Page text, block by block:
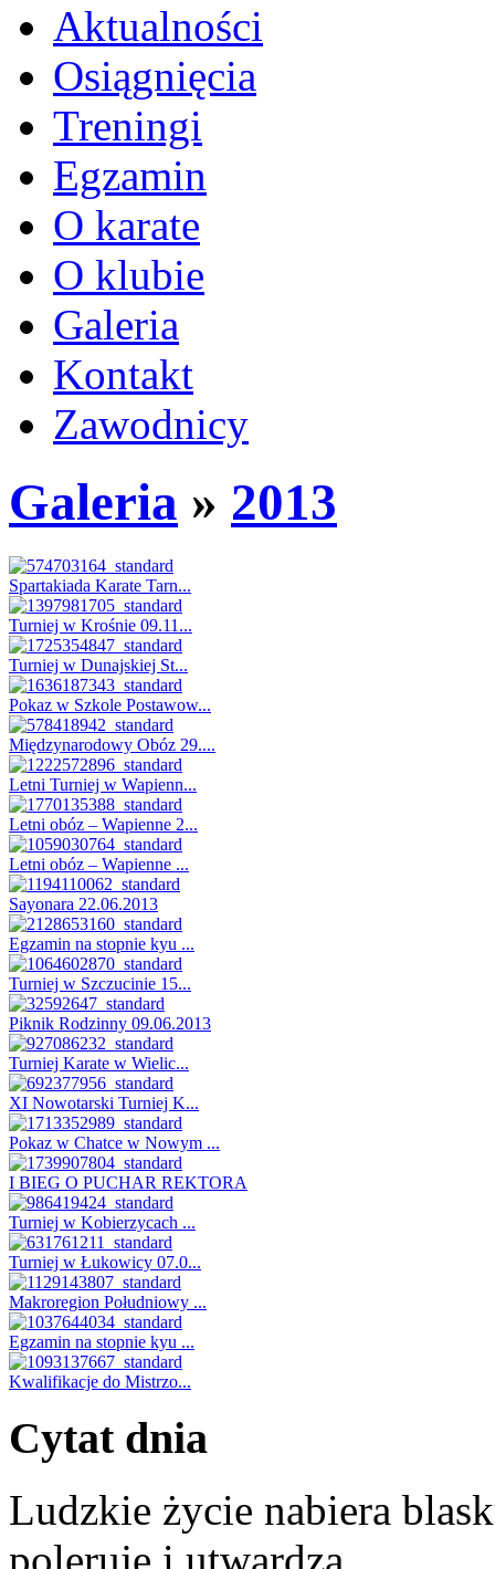
Aktualności
Osiągnięcia
Treningi
Egzamin
O karate
O klubie
Galeria
Kontakt
Zawodnicy
Galeria » 2013
Spartakiada Karate Tarn...
Turniej w Krośnie 09.11...
Turniej w Dunajskiej St...
Pokaz w Szkole Postawow...
Międzynarodowy Obóz 29....
Letni Turniej w Wapienn...
Letni obóz – Wapienne 2...
Letni obóz – Wapienne ...
Sayonara 22.06.2013
Egzamin na stopnie kyu ...
Turniej w Szczucinie 15...
Piknik Rodzinny 09.06.2013
Turniej Karate w Wielic...
XI Nowotarski Turniej K...
Pokaz w Chatce w Nowym ...
I BIEG O PUCHAR REKTORA
Turniej w Kobierzycach ...
Turniej w Łukowicy 07.0...
Makroregion Południowy ...
Egzamin na stopnie kyu ...
Kwalifikacje do Mistrzo...
Cytat dnia
Ludzkie życie nabiera